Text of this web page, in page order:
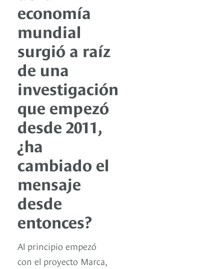
economía
mundial
surgió a raíz
de una
investigación
que empezó
desde 2011,
¿ha
cambiado el
mensaje
desde
entonces?
Al principio empezó
con el proyecto Marca,